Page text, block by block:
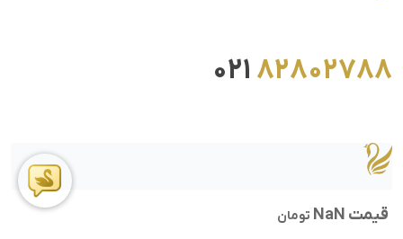
قیمت NaN تومان
82802788
021